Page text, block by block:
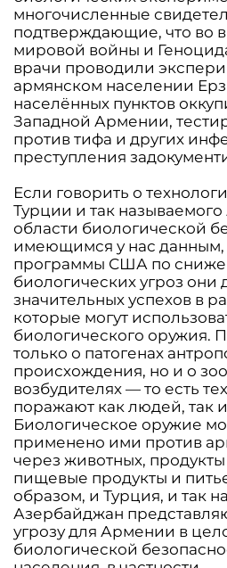
многочисленные
подтверждающие, что во
мировой войны и
врачи проводили
армянском населении
населённых пунктов
Западной Армении,
против тифа и других
преступления
Если говорить о
Турции и так
области биологической
имеющимся у нас данным,
программы США по
биологических угроз они
значительных успехов в
которые могут
биологического оружия.
только о патогенах
происхождения, но и о
возбудителях — то есть
поражают как людей, так
Биологическое оружие
применено ими против
через животных,
пищевые продукты и
образом, и Турция, и так
Азербайджан
угрозу для Армении в
биологической